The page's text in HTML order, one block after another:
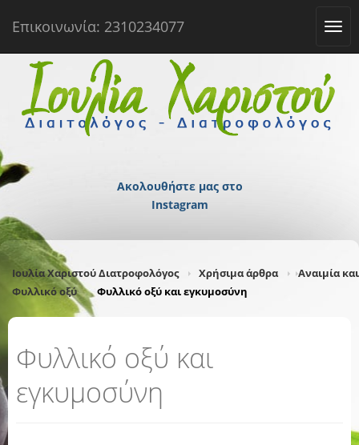
Επικοινωνία: 2310234077
Ακολουθήστε μας στο
Instagram
Ιουλία Χαριστού Διατροφολόγος Χρήσιμα άρθρα
Αναιμία και
Φυλλικό οξύ
Φυλλικό οξύ και εγκυμοσύνη
Φυλλικό οξύ και
εγκυμοσύνη